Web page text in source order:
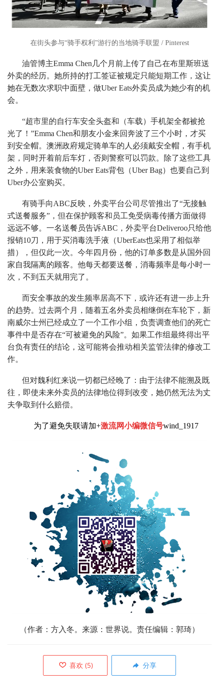
在街头参与“骑手权利”游行的当地骑手联盟 / Pinterest
油管博主Emma Chen几个月前上传了自己在布里斯班送
外卖的经历。她所持的打工签证被规定只能短期工作，这让
她在无数次求职中面壁，做Uber Eats外卖员成为她少有的机
会。
“超市里的自行车安全头盔和（车载）手机架全都被抢
光了！”Emma Chen和朋友小金来回奔波了三个小时，才买
到安全帽。澳洲政府规定骑单车的人必须戴安全帽，有手机
架，同时开着前后车灯，否则警察可以罚款。除了这些工具
之外，用来装食物的Uber Eats背包（Uber Bag）也要自己到
Uber办公室购买。
有骑手向ABC反映，外卖平台公司尽管推出了“无接触
式送餐服务”，但在保护顾客和员工免受病毒传播方面做得
远远不够。一名送餐员告诉ABC，外卖平台Deliveroo只给他
报销10刀，用于买消毒洗手液（UberEats也采用了相似举
措），但仅此一次。今年四月份，他的订单多数是从国外回
家自我隔离的顾客。他每天都要送餐，消毒频率是每小时一
次，不到五天就用完了。
而安全事故的发生频率居高不下，或许还有进一步上升
的趋势。过去两个月，随着五名外卖员相继倒在车轮下，新
南威尔士州已经成立了一个工作小组，负责调查他们的死亡
事件中是否存在“可被避免的风险”。如果工作组最终得出平
台负有责任的结论，这可能将会推动相关监管法律的修改工
作。
但对魏利红来说一切都已经晚了：由于法律不能溯及既
往，即使未来外卖员的法律地位得到改变，她仍然无法为丈
夫争取到什么赔偿。
为了避免失联请加+激流网小编微信号wind_1917
（作者：方入冬。来源：世界说。责任编辑：郭琦）
喜欢 (5) 分享